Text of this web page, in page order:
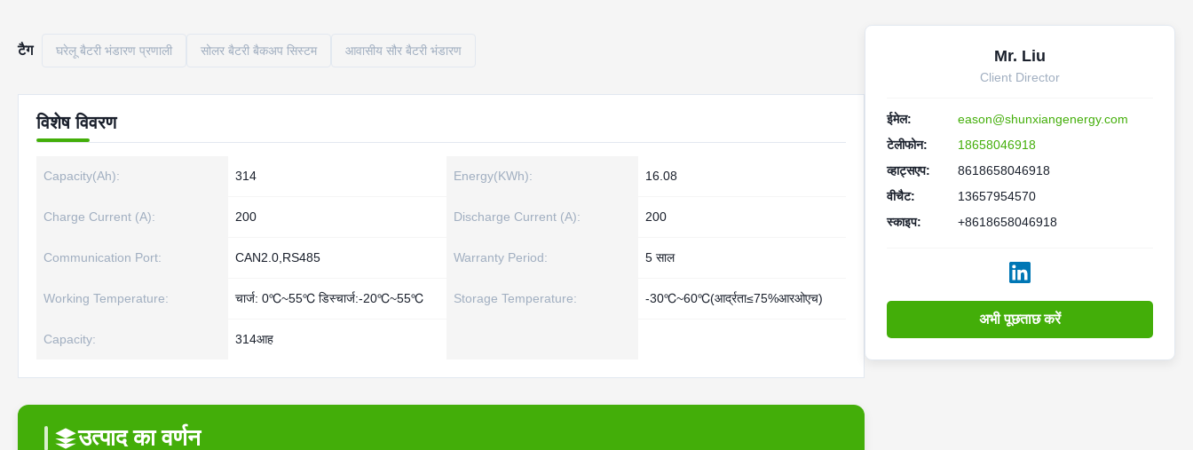
टैग घरेलू बैटरी भंडारण प्रणाली सोलर बैटरी बैकअप सिस्टम आवासीय सौर बैटरी भंडारण
विशेष विवरण
Capacity(Ah): 314 Energy(KWh): 16.08
Charge Current (A): 200 Discharge Current (A): 200
Communication Port: CAN2.0,RS485 Warranty Period: 5 साल
Working Temperature: चार्ज: 0℃~55℃ डिस्चार्ज:-20℃~55℃ Storage Temperature: -30℃~60℃(आर्द्रता≤75%आरओएच)
Capacity: 314आह
उत्पाद का वर्णन
Mr. Liu
Client Director
ईमेल:
eason@shunxiangenergy.com
टेलीफोन:
18658046918
व्हाट्सएप:
8618658046918
वीचैट:
13657954570
स्काइप:
+8618658046918
अभी पूछताछ करें